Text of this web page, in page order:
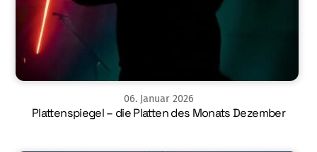
06. Januar 2026
Plattenspiegel – die Platten des Monats Dezember